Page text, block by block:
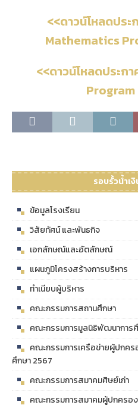
<<ดาวน์โหลดประ
Mathematics
<<ดาวน์โหลดประก
Program
รอบรั้วน้ำเ
ข้อมูลโรงเรียน
วิสัยทัศน์ และพันธกิจ
เอกลักษณ์และอัตลักษณ์
แผนภูมิโครงสร้างการบริหาร
ทำเนียบผู้บริหาร
คณะกรรมการสถานศึกษา
คณะกรรมการมูลนิธิพัฒนาการ
คณะกรรมการเครือข่ายผู้ปกคร
ศึกษา 2567
คณะกรรมการสมาคมศิษย์เก่า
คณะกรรมการสมาคมผู้ปกครอ